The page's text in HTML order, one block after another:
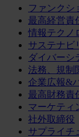
ファンクシ
最高経営責
情報テクノ
サステナビ
ダイバーシ
法務、規制
企業広報&
最高財務責
マーケティ
社外取締役
サプライチ